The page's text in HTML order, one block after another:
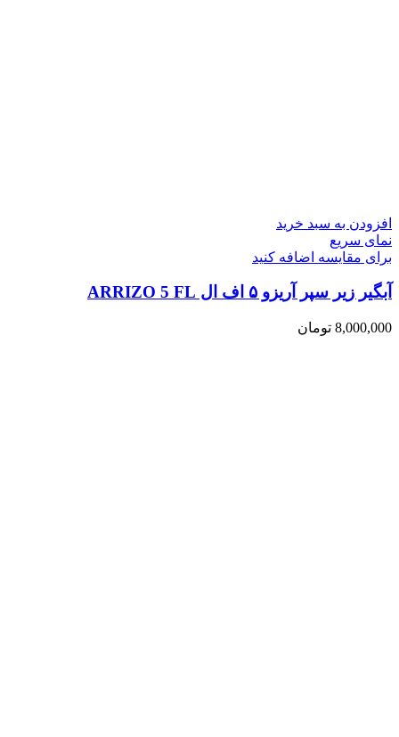
افزودن به سبد خرید
نمای سریع
برای مقایسه اضافه کنید
آبگیر زیر سپر آریزو ۵ اف ال ARRIZO 5 FL
8,000,000 تومان